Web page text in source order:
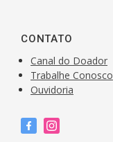
CONTATO
Canal do Doador
Trabalhe Conosco
Ouvidoria